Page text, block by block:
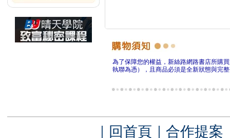
為了保障您的權益，新絲路網路書店所購
執聯為憑），且商品必須是全新狀態與完
｜ 回首頁 ｜ 合作提案